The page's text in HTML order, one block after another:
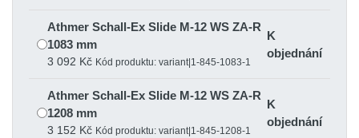
Athmer Schall-Ex Slide M-12 WS ZA-R
1083 mm
3 092 Kč Kód produktu: variant|1-845-1083-1
K
objednání
Athmer Schall-Ex Slide M-12 WS ZA-R
1208 mm
3 152 Kč Kód produktu: variant|1-845-1208-1
K
objednání